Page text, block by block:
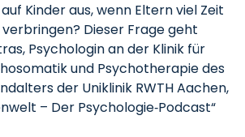
Kinder aus, wenn Eltern viel Zeit
Dieser Frage geht
Psychologin an der Klinik für
und Psychotherapie des
der Uniklinik RWTH Aachen,
– Der Psychologie‑Podcast“